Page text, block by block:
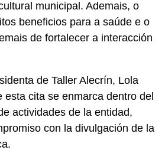
municipal. Ademais, o
beneficios para a saúde e o
de fortalecer a interacción
de Taller Alecrín, Lola
esta cita se enmarca dentro del
actividades de la entidad,
con la divulgación de la